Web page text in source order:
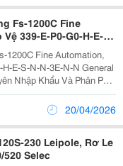
Fs-1200C Fine
339-E-P0-G0-H-E-S-
1200C Fine Automation,
E-S-N-N-3E-N-N General
Liên Hệ:
20/04/2026
230 Leipole, Rơ Le
520 Selec